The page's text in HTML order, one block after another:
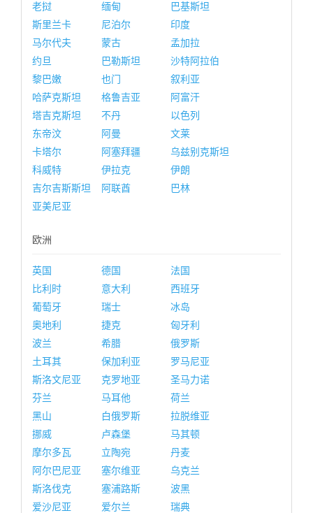
老挝
缅甸
巴基斯坦
斯里兰卡
尼泊尔
印度
马尔代夫
蒙古
孟加拉
约旦
巴勒斯坦
沙特阿拉伯
黎巴嫩
也门
叙利亚
哈萨克斯坦
格鲁吉亚
阿富汗
塔吉克斯坦
不丹
以色列
东帝汶
阿曼
文莱
卡塔尔
阿塞拜疆
乌兹别克斯坦
科威特
伊拉克
伊朗
吉尔吉斯斯坦
阿联酋
巴林
亚美尼亚
欧洲
英国 德国
法国
比利时
意大利
西班牙
葡萄牙
瑞士
冰岛
奥地利
捷克
匈牙利
波兰
希腊
俄罗斯
土耳其
保加利亚
罗马尼亚
斯洛文尼亚
克罗地亚
圣马力诺
芬兰
马耳他
荷兰
黑山
白俄罗斯
拉脱维亚
挪威
卢森堡
马其顿
摩尔多瓦
立陶宛
丹麦
阿尔巴尼亚
塞尔维亚
乌克兰
斯洛伐克
塞浦路斯
波黑
爱沙尼亚
爱尔兰 瑞典